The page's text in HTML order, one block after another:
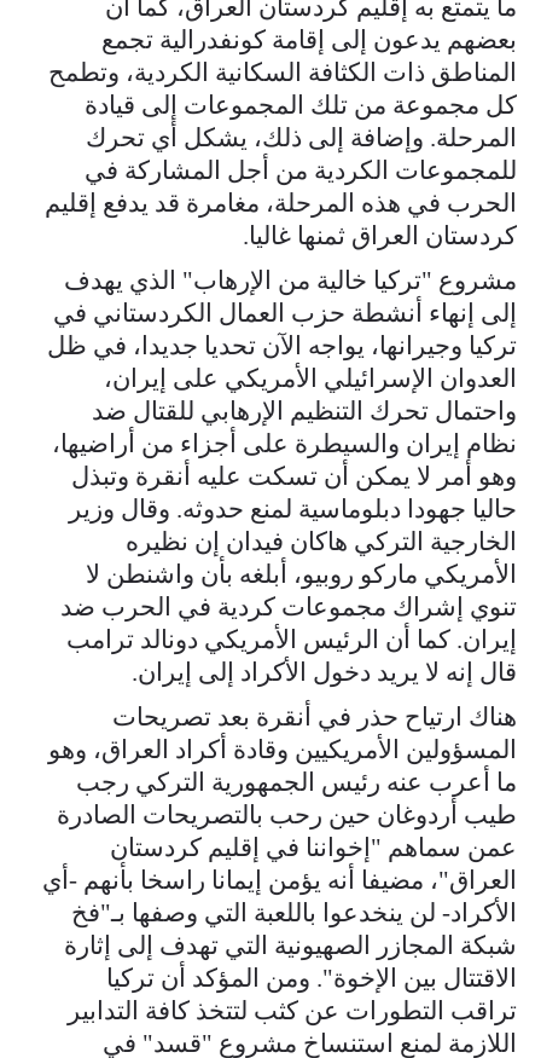
ما يتمتع به إقليم كردستان العراق، كما أن
بعضهم يدعون إلى إقامة كونفدرالية تجمع
المناطق ذات الكثافة السكانية الكردية، وتطمح
كل مجموعة من تلك المجموعات إلى قيادة
المرحلة. وإضافة إلى ذلك، يشكل أي تحرك
للمجموعات الكردية من أجل المشاركة في
الحرب في هذه المرحلة، مغامرة قد يدفع إقليم
كردستان العراق ثمنها غاليا.
مشروع "تركيا خالية من الإرهاب" الذي يهدف
إلى إنهاء أنشطة حزب العمال الكردستاني في
تركيا وجيرانها، يواجه الآن تحديا جديدا، في ظل
العدوان الإسرائيلي الأمريكي على إيران،
واحتمال تحرك التنظيم الإرهابي للقتال ضد
نظام إيران والسيطرة على أجزاء من أراضيها،
وهو أمر لا يمكن أن تسكت عليه أنقرة وتبذل
حاليا جهودا دبلوماسية لمنع حدوثه. وقال وزير
الخارجية التركي هاكان فيدان إن نظيره
الأمريكي ماركو روبيو، أبلغه بأن واشنطن لا
تنوي إشراك مجموعات كردية في الحرب ضد
إيران. كما أن الرئيس الأمريكي دونالد ترامب
قال إنه لا يريد دخول الأكراد إلى إيران.
هناك ارتياح حذر في أنقرة بعد تصريحات
المسؤولين الأمريكيين وقادة أكراد العراق، وهو
ما أعرب عنه رئيس الجمهورية التركي رجب
طيب أردوغان حين رحب بالتصريحات الصادرة
عمن سماهم "إخواننا في إقليم كردستان
العراق"، مضيفا أنه يؤمن إيمانا راسخا بأنهم -أي
الأكراد- لن ينخدعوا باللعبة التي وصفها بـ"فخ
شبكة المجازر الصهيونية التي تهدف إلى إثارة
الاقتتال بين الإخوة". ومن المؤكد أن تركيا
تراقب التطورات عن كثب لتتخذ كافة التدابير
اللازمة لمنع استنساخ مشروع "قسد" في